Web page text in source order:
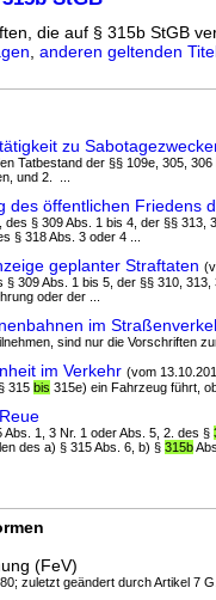
die auf § 315b StGB
anderen geltenden
zu
Tatbestand der §§ 109e, 305,
und 2. ...
des öffentlichen Friedens
des § 309 Abs. 1 bis 4, der §§ 313,
§ 318 Abs. 3 oder 4 ...
geplanter Straftaten
§ 309 Abs. 1 bis 5, der §§ 310,
oder der ...
im
sind nur die Vorschriften
im Verkehr (vom
315 bis 315e) ein Fahrzeug führt,
Abs. 1, 3 Nr. 1 oder Abs. 5, 2. des §
des a) § 315 Abs. 6, b) § 315b
(FeV)
zuletzt geändert durch Artikel 7